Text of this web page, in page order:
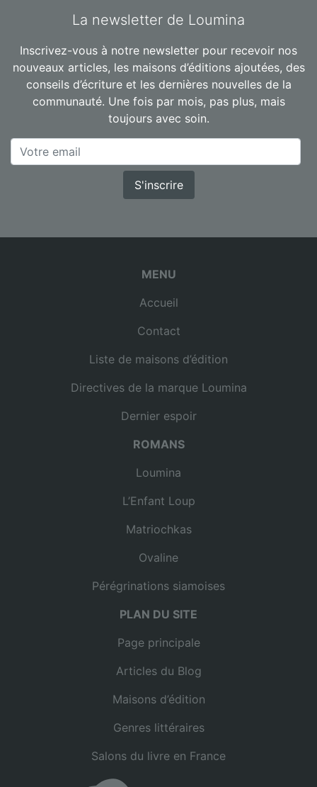
La newsletter de Loumina
Inscrivez-vous à notre newsletter pour recevoir nos
nouveaux articles, les maisons d’éditions ajoutées, des
conseils d’écriture et les dernières nouvelles de la
communauté. Une fois par mois, pas plus, mais
toujours avec soin.
S'inscrire
MENU
Accueil
Contact
Liste de maisons d’édition
Directives de la marque Loumina
Dernier espoir
ROMANS
Loumina
L’Enfant Loup
Matriochkas
Ovaline
Pérégrinations siamoises
PLAN DU SITE
Page principale
Articles du Blog
Maisons d’édition
Genres littéraires
Salons du livre en France